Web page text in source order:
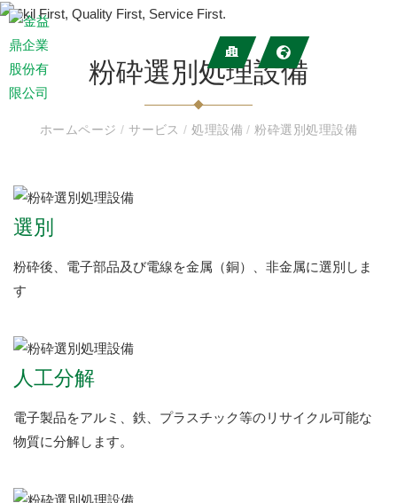
粉砕選別処理設備
ホームページ/ サービス/ 処理設備/ 粉砕選別処理設備
選別
粉砕後、電子部品及び電線を金属（銅）、非金属に選別しま
す
人工分解
電子製品をアルミ、鉄、プラスチック等のリサイクル可能な
物質に分解します。